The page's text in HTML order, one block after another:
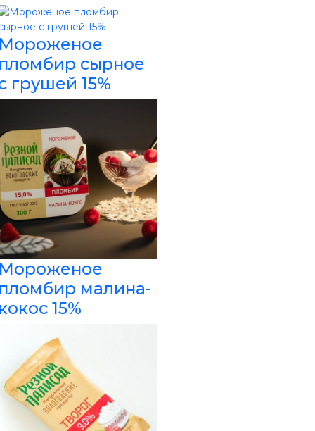
сырное
грушей 15%
малина-
15%